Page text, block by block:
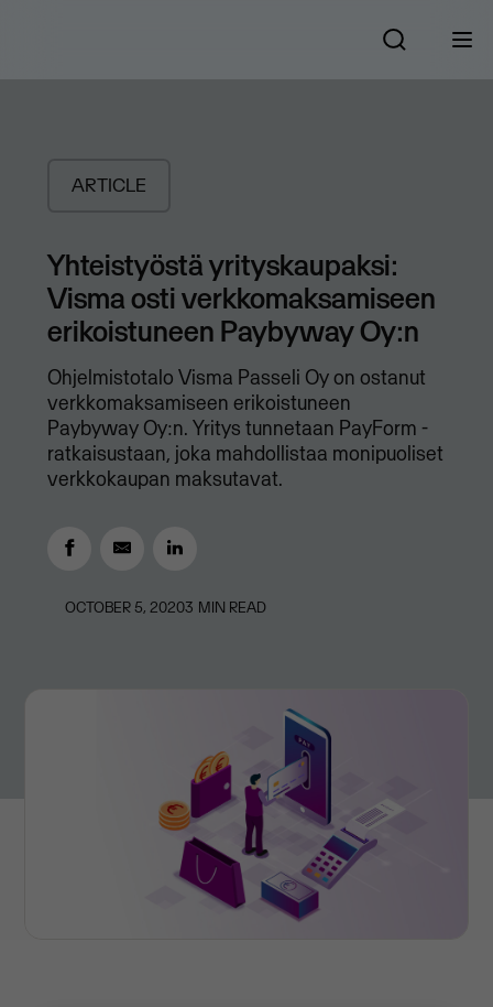
ARTICLE
​Yhteistyöstä yrityskaupaksi:
Visma osti verkkomaksamiseen
erikoistuneen Paybyway Oy:n
Ohjelmistotalo Visma Passeli Oy on ostanut
verkkomaksamiseen erikoistuneen
Paybyway Oy:n. Yritys tunnetaan PayForm -
ratkaisustaan, joka mahdollistaa monipuoliset
verkkokaupan maksutavat.
OCTOBER 5, 20203 MIN READ